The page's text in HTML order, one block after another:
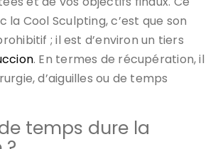
la Cool Sculpting, c’est que son
; il est d’environ un tiers
. En termes de récupération, il
d’aiguilles ou de temps
temps dure la